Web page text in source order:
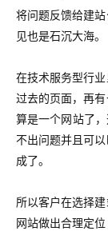
将问题反馈给建
见也是石沉大海。
在技术服务型行
过去的页面，再
算是一个网站了
不出问题并且可
成了。
所以客户在选择
网站做出合理定